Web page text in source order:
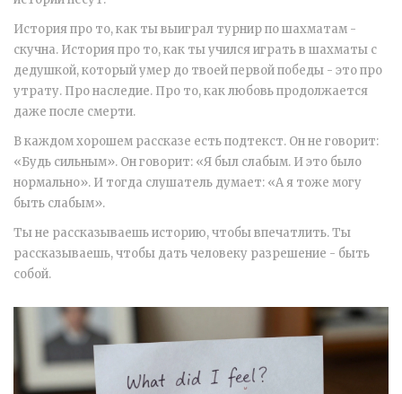
История про то, как ты выиграл турнир по шахматам -
скучна. История про то, как ты учился играть в шахматы с
дедушкой, который умер до твоей первой победы - это про
утрату. Про наследие. Про то, как любовь продолжается
даже после смерти.
В каждом хорошем рассказе есть подтекст. Он не говорит:
«Будь сильным». Он говорит: «Я был слабым. И это было
нормально». И тогда слушатель думает: «А я тоже могу
быть слабым».
Ты не рассказываешь историю, чтобы впечатлить. Ты
рассказываешь, чтобы дать человеку разрешение - быть
собой.